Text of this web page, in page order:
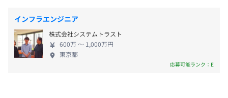
昇給査定年1回(4月)
のためにある。一人ひとりが目的・目標を持ち、上
司や同僚と調和を取った上で、いきいきと仕事に臨
み、正当な評価を会社から受けられることで人生が
より楽しくなる。私たちはサービスを通して、その
インフラエンジニア
株式会社システムトラスト
600万 〜 1,000万円
東京都
応募可能ランク：E